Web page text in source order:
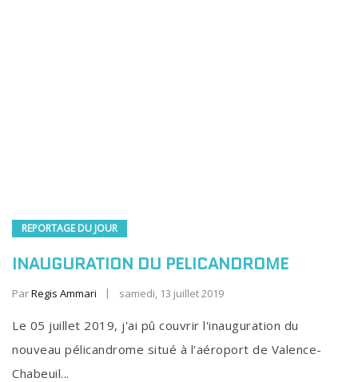
REPORTAGE DU JOUR
INAUGURATION DU PELICANDROME
ParRegis Ammari samedi, 13 juillet 2019
Le 05 juillet 2019, j'ai pû couvrir l'inauguration du
nouveau pélicandrome situé à l'aéroport de Valence-
Chabeuil...